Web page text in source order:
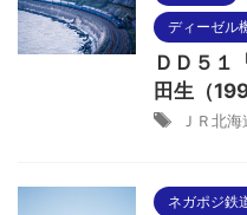
ディーゼル
ＤＤ５１
田生（
ＪＲ北海
ネガポジ鉄